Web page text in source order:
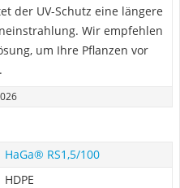
der UV-Schutz eine längere
Wir empfehlen
um Ihre Pflanzen vor
HaGa® RS1,5/100
HDPE